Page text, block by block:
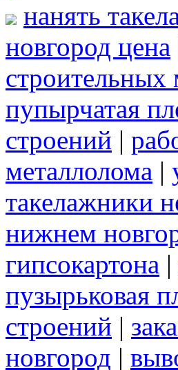
нанять
новгород цена
строительных
пупырчатая
строений |
металлолома |
такелажники
нижнем
гипсокартона |
пузырьковая
строений |
новгород |